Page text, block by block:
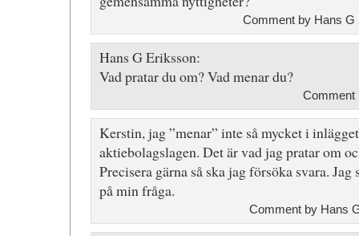
Comment by Hans
Hans G Eriksson:
Vad pratar du om? Vad menar du?
Kerstin, jag ”menar” inte så mycket i
aktiebolagslagen. Det är vad jag pratar om
Precisera gärna så ska jag försöka svara.
på min fråga.
Comment by Hans